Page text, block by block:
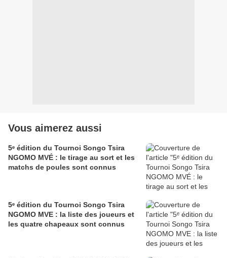
Vous aimerez aussi
5ᵉ édition du Tournoi Songo Tsira
NGOMO MVÉ : le tirage au sort et les
matchs de poules sont connus
5ᵉ édition du Tournoi Songo Tsira
NGOMO MVE : la liste des joueurs et
les quatre chapeaux sont connus